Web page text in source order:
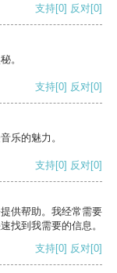
支持[0] 反对[0]
。
支持[0] 反对[0]
乐的魅力。
支持[0] 反对[0]
供帮助。我经常需要
找到我需要的信息。
支持[0] 反对[0]